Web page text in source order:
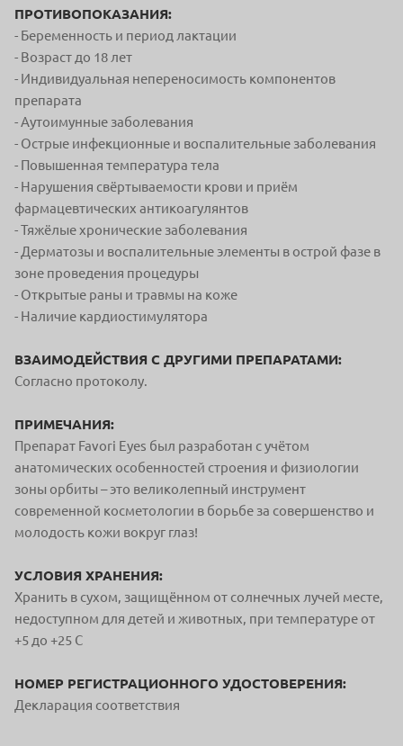
ПРОТИВОПОКАЗАНИЯ:
- Беременность и период лактации
- Возраст до 18 лет
- Индивидуальная непереносимость компонентов
препарата
- Аутоимунные заболевания
- Острые инфекционные и воспалительные заболевания
- Повышенная температура тела
- Нарушения свёртываемости крови и приём
фармацевтических антикоагулянтов
- Тяжёлые хронические заболевания
- Дерматозы и воспалительные элементы в острой фазе в
зоне проведения процедуры
- Открытые раны и травмы на коже
- Наличие кардиостимулятора
ВЗАИМОДЕЙСТВИЯ С ДРУГИМИ ПРЕПАРАТАМИ:
Согласно протоколу.
ПРИМЕЧАНИЯ:
Препарат Favori Eyes был разработан с учётом
анатомических особенностей строения и физиологии
зоны орбиты – это великолепный инструмент
современной косметологии в борьбе за совершенство и
молодость кожи вокруг глаз!
УСЛОВИЯ ХРАНЕНИЯ:
Хранить в сухом, защищённом от солнечных лучей месте,
недоступном для детей и животных, при температуре от
+5 до +25 С
НОМЕР РЕГИСТРАЦИОННОГО УДОСТОВЕРЕНИЯ:
Декларация соответствия